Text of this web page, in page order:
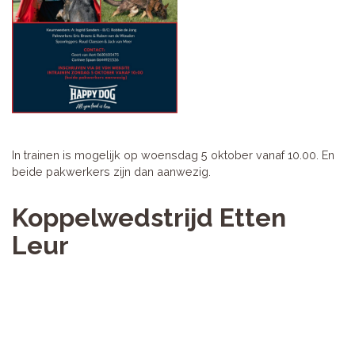
In trainen is mogelijk op woensdag 5 oktober vanaf 10.00. En
beide pakwerkers zijn dan aanwezig.
Koppelwedstrijd Etten
Leur